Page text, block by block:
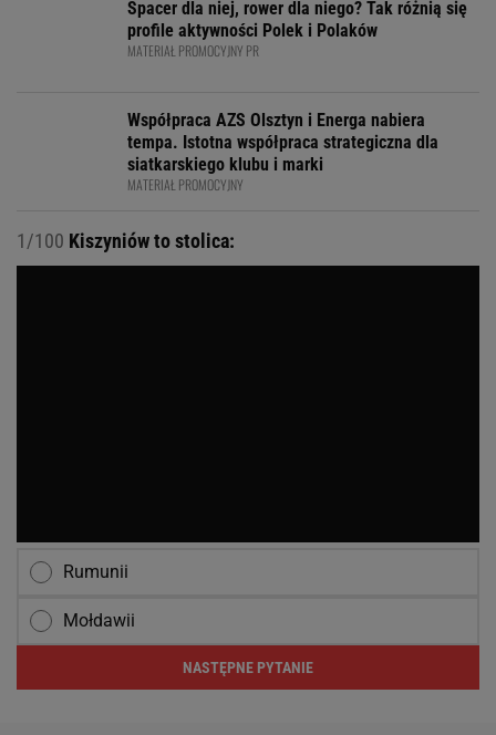
Spacer dla niej, rower dla niego? Tak różnią się
profile aktywności Polek i Polaków
MATERIAŁ PROMOCYJNY PR
Współpraca AZS Olsztyn i Energa nabiera
tempa. Istotna współpraca strategiczna dla
siatkarskiego klubu i marki
MATERIAŁ PROMOCYJNY
1/100 Kiszyniów to stolica:
Rumunii
Mołdawii
NASTĘPNE PYTANIE